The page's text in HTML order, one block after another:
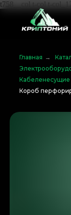
t758__col t-col t-
Главная →
Кабеленесущие
Короб